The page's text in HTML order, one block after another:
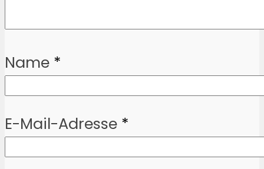
Name *
E-Mail-Adresse *